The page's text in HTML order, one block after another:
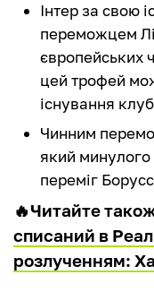
Інтер за свою
переможцем
європейських
цей трофей
існування
Чинним
який минулого
переміг
🔥Читайте
списаний в
розлученням: